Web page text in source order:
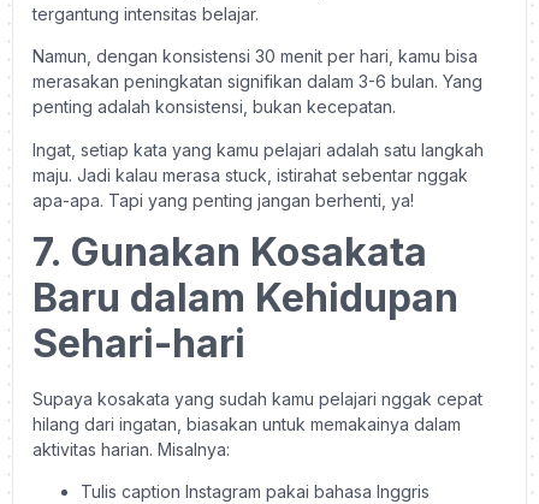
tergantung intensitas belajar.
Namun, dengan konsistensi 30 menit per hari, kamu bisa
merasakan peningkatan signifikan dalam 3-6 bulan. Yang
penting adalah konsistensi, bukan kecepatan.
Ingat, setiap kata yang kamu pelajari adalah satu langkah
maju. Jadi kalau merasa stuck, istirahat sebentar nggak
apa-apa. Tapi yang penting jangan berhenti, ya!
7. Gunakan Kosakata
Baru dalam Kehidupan
Sehari-hari
Supaya kosakata yang sudah kamu pelajari nggak cepat
hilang dari ingatan, biasakan untuk memakainya dalam
aktivitas harian. Misalnya:
Tulis caption Instagram pakai bahasa Inggris